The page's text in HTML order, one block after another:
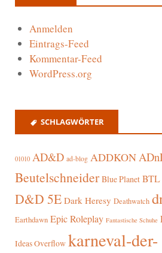
Anmelden
Eintrags-Feed
Kommentar-Feed
WordPress.org
SCHLAGWÖRTER
01010 AD&D ad-blog ADDKON
Beutelschneider Blue Planet BTL
D&D 5E Dark Heresy Deathwatch
Earthdawn Epic Roleplay Fantastische Schuhe
Ideas Overflow karneval-der-